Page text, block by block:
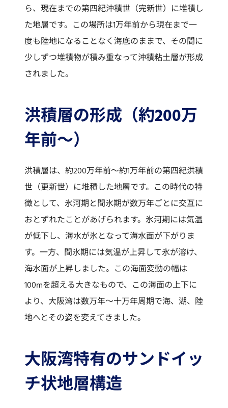
ら、現在までの第四紀沖積世（完新世）に堆積し
た地層です。この場所は1万年前から現在まで一
度も陸地になることなく海底のままで、その間に
少しずつ堆積物が積み重なって沖積粘土層が形成
されました。
洪積層の形成（約200万
年前～）
洪積層は、約200万年前～約1万年前の第四紀洪積
世（更新世）に堆積した地層です。この時代の特
徴として、氷河期と間氷期が数万年ごとに交互に
おとずれたことがあげられます。氷河期には気温
が低下し、海水が氷となって海水面が下がりま
す。一方、間氷期には気温が上昇して氷が溶け、
海水面が上昇しました。この海面変動の幅は
100mを超える大きなもので、この海面の上下に
より、大阪湾は数万年～十万年周期で海、湖、陸
地へとその姿を変えてきました。
大阪湾特有のサンドイッ
チ状地層構造